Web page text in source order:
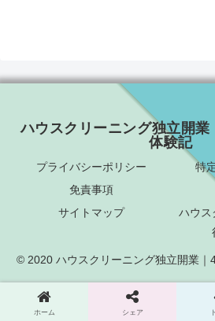
ハウスクリーニング独立開
体験記
プライバシーポリシー
特
免責事項
サイトマップ
ハウス
© 2020 ハウスクリーニング独立開業｜
ホーム シェア